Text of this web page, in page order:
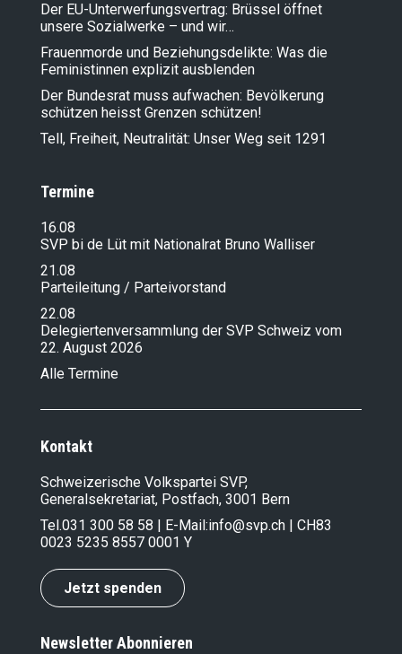
Der EU-Unterwerfungsvertrag: Brüssel öffnet
unsere Sozialwerke – und wir…
Frauenmorde und Beziehungsdelikte: Was die
Feministinnen explizit ausblenden
Der Bundesrat muss aufwachen: Bevölkerung
schützen heisst Grenzen schützen!
Tell, Freiheit, Neutralität: Unser Weg seit 1291
Termine
16.08
SVP bi de Lüt mit Nationalrat Bruno Walliser
21.08
Parteileitung / Parteivorstand
22.08
Delegiertenversammlung der SVP Schweiz vom
22. August 2026
Alle Termine
Kontakt
Schweizerische Volkspartei SVP,
Generalsekretariat, Postfach, 3001 Bern
Tel.031 300 58 58 | E-Mail:info@svp.ch | CH83
0023 5235 8557 0001 Y
Jetzt spenden
Newsletter Abonnieren